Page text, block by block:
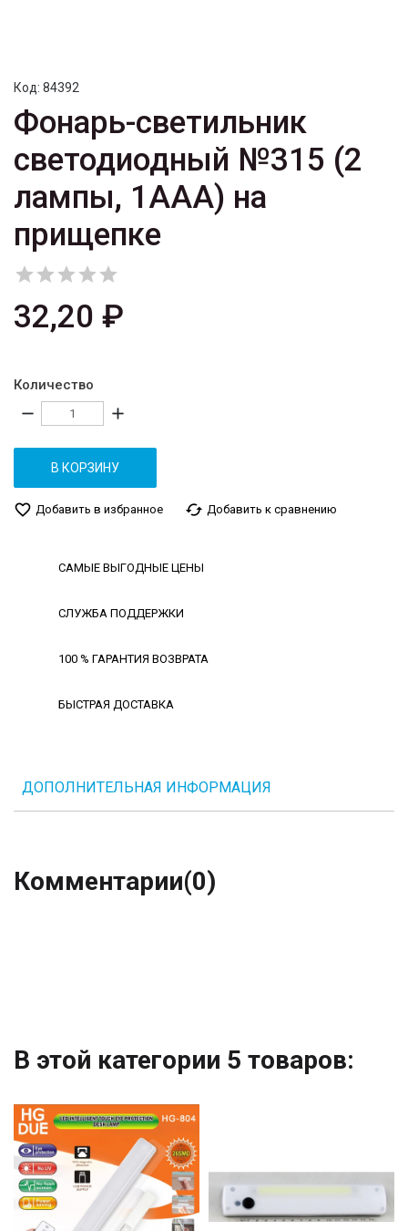
Код: 84392
Фонарь-светильник
светодиодный №315 (2
лампы, 1AAА) на
прищепке

32,20 ₽
Количество
remove add
В КОРЗИНУ
favorite_border Добавить в избранное cached Добавить к сравнению
САМЫЕ ВЫГОДНЫЕ ЦЕНЫ
СЛУЖБА ПОДДЕРЖКИ
100 % ГАРАНТИЯ ВОЗВРАТА
БЫСТРАЯ ДОСТАВКА
ДОПОЛНИТЕЛЬНАЯ ИНФОРМАЦИЯ
Комментарии(0)
В этой категории 5 товаров: